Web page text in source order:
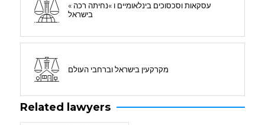
עסקאות וסכסוכים בינלאומיים ו »נחיתה רכה »
בישראל
מקרקעין בישראל וברחבי העולם
Related lawyers